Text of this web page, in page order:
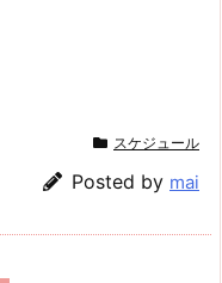
スケジュール
Posted by mai